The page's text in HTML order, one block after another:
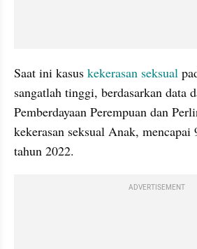
Saat ini kasus kekerasan seksual
sangatlah tinggi, berdasarkan data
Pemberdayaan Perempuan dan
kekerasan seksual Anak, mencapai
tahun 2022.
ADVERTISEMENT